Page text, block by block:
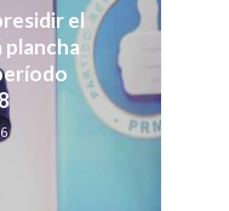
el
plancha